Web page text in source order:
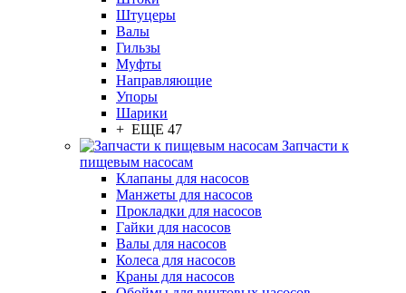
Штуцеры
Валы
Гильзы
Муфты
Направляющие
Упоры
Шарики
+ ЕЩЕ 47
Запчасти к
пищевым насосам
Клапаны для насосов
Манжеты для насосов
Прокладки для насосов
Гайки для насосов
Валы для насосов
Колеса для насосов
Краны для насосов